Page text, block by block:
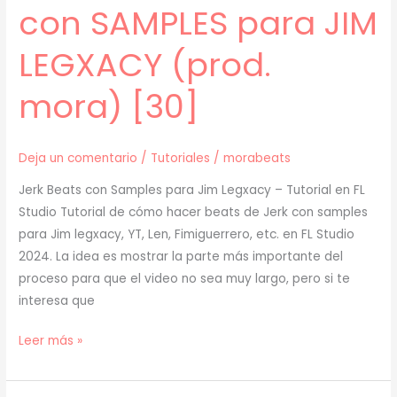
mora)
[31]
con SAMPLES para JIM
LEGXACY (prod.
mora) [30]
Deja un comentario / Tutoriales /morabeats
Jerk Beats con Samples para Jim Legxacy – Tutorial en FL
Studio Tutorial de cómo hacer beats de Jerk con samples
para Jim legxacy, YT, Len, Fimiguerrero, etc. en FL Studio
2024. La idea es mostrar la parte más importante del
proceso para que el video no sea muy largo, pero si te
interesa que
[
]
Leer más »